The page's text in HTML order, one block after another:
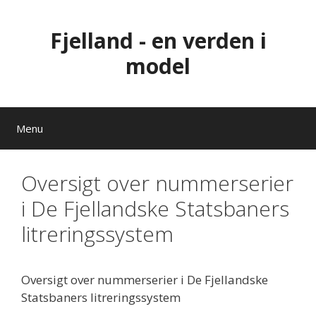
Fjelland - en verden i
model
Menu
Oversigt over nummerserier
i De Fjellandske Statsbaners
litreringssystem
Oversigt over nummerserier i De Fjellandske
Statsbaners litreringssystem